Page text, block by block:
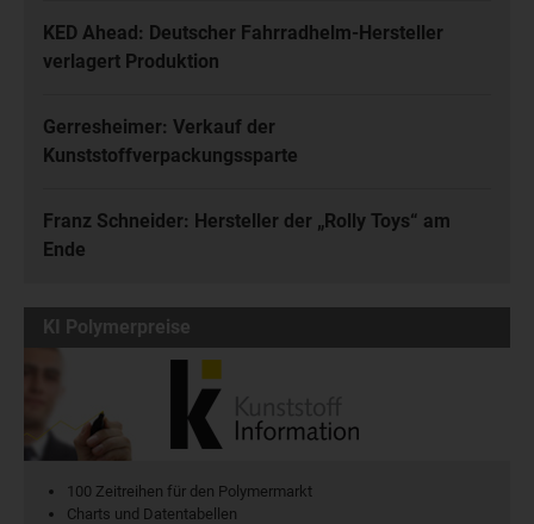
KED Ahead: Deutscher Fahrradhelm-Hersteller
verlagert Produktion
Gerresheimer: Verkauf der
Kunststoffverpackungssparte
Franz Schneider: Hersteller der „Rolly Toys“ am
Ende
KI Polymerpreise
100 Zeitreihen für den Polymermarkt
Charts und Datentabellen